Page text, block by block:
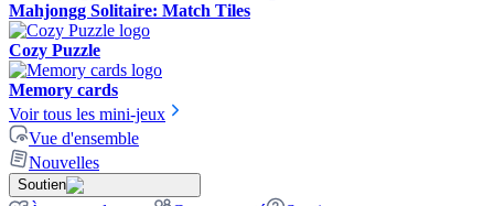
Mahjongg Solitaire: Match Tiles
Cozy Puzzle
Memory cards
Voir tous les mini-jeux
Vue d'ensemble
Nouvelles
Soutien